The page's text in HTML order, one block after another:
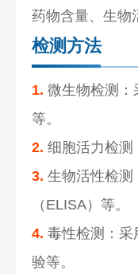
药物含量、生物
检测方法
1. 微生物检测：
等。
2. 细胞活力检测
3. 生物活性检测
（ELISA）等。
4. 毒性检测：采
验等。